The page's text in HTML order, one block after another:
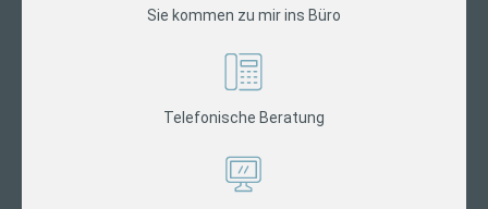
Sie kommen zu mir ins Büro
Telefonische Beratung